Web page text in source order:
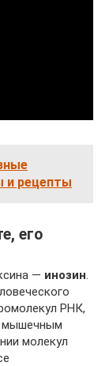
и рецепты
его
— инозин.
РНК,
мышечным
молекул